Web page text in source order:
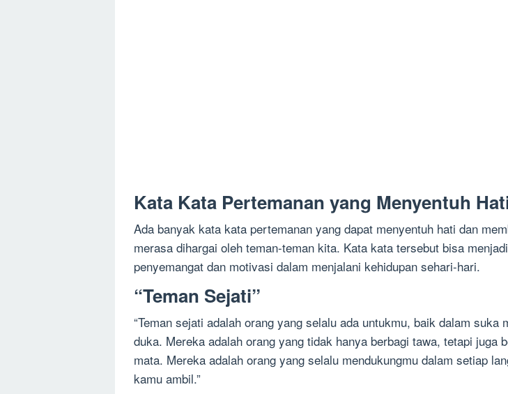
Kata Kata Pertemanan yang Menyentuh
Ada banyak kata kata pertemanan yang dapat menyentuh hati dan
merasa dihargai oleh teman-teman kita. Kata kata tersebut bisa menjadi
penyemangat dan motivasi dalam menjalani kehidupan sehari-hari.
“Teman Sejati”
“Teman sejati adalah orang yang selalu ada untukmu, baik dalam suka
duka. Mereka adalah orang yang tidak hanya berbagi tawa, tetapi juga
mata. Mereka adalah orang yang selalu mendukungmu dalam setiap
kamu ambil.”